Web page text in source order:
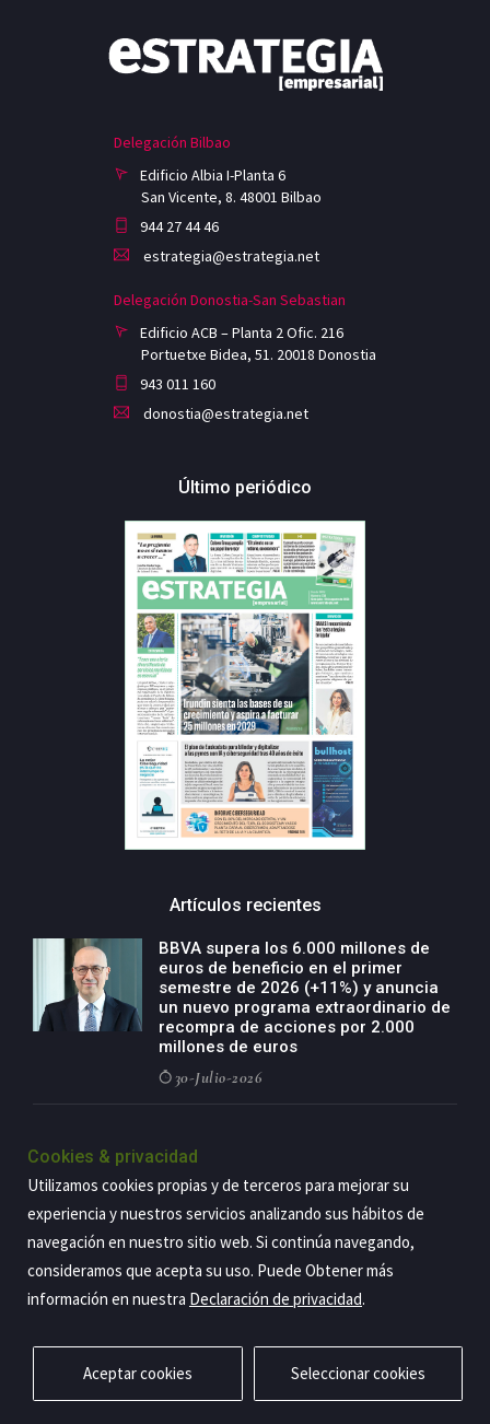
Delegación Bilbao
Edificio Albia I-Planta 6
San Vicente, 8. 48001 Bilbao
944 27 44 46
estrategia@estrategia.net
Delegación Donostia-San Sebastian
Edificio ACB – Planta 2 Ofic. 216
Portuetxe Bidea, 51. 20018 Donostia
943 011 160
donostia@estrategia.net
Último periódico
Artículos recientes
BBVA supera los 6.000 millones de
euros de beneficio en el primer
semestre de 2026 (+11%) y anuncia
un nuevo programa extraordinario de
recompra de acciones por 2.000
millones de euros
30-Julio-2026
negocio agro con un modelo global
países
29-Julio-2026
Privacidad Aviso legal Política de cookies Contacto
Cookies & privacidad
Utilizamos cookies propias y de terceros para mejorar su
experiencia y nuestros servicios analizando sus hábitos de
navegación en nuestro sitio web. Si continúa navegando,
consideramos que acepta su uso. Puede Obtener más
información en nuestra Declaración de privacidad.
Aceptar cookies Seleccionar cookies